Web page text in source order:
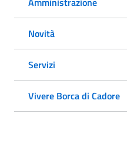
Novità
Servizi
Vivere Borca di Cadore